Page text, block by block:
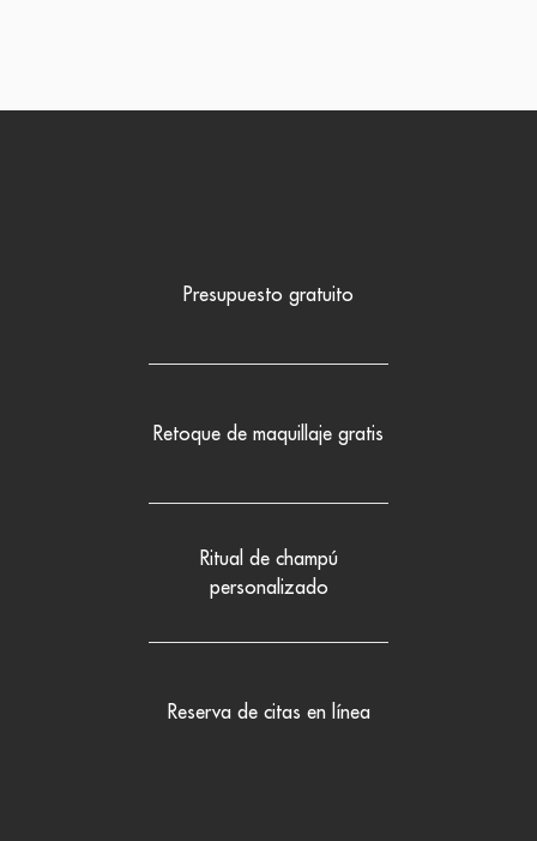
Presupuesto gratuito
Retoque de maquillaje gratis
Ritual de champú
personalizado
Reserva de citas en línea